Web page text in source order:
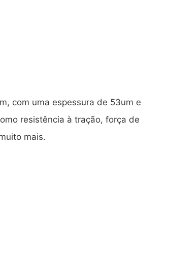
com uma espessura de 53um e
resistência à tração, força de
mais.